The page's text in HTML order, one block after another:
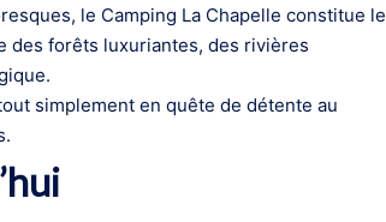
le Camping La Chapelle constitue le
des forêts luxuriantes, des rivières
simplement en quête de détente au